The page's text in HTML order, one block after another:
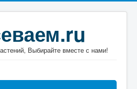
Выбирайте вместе с нами!